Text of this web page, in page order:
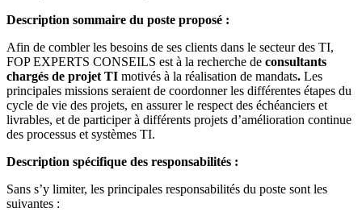
Description sommaire du poste proposé :
Afin de combler les besoins de ses clients dans le secteur des TI,
FOP EXPERTS CONSEILS est à la recherche de consultants
chargés de projet TI motivés à la réalisation de mandats. Les
principales missions seraient de coordonner les différentes étapes du
cycle de vie des projets, en assurer le respect des échéanciers et
livrables, et de participer à différents projets d’amélioration continue
des processus et systèmes TI.
Description spécifique des responsabilités :
Sans s’y limiter, les principales responsabilités du poste sont les
suivantes :